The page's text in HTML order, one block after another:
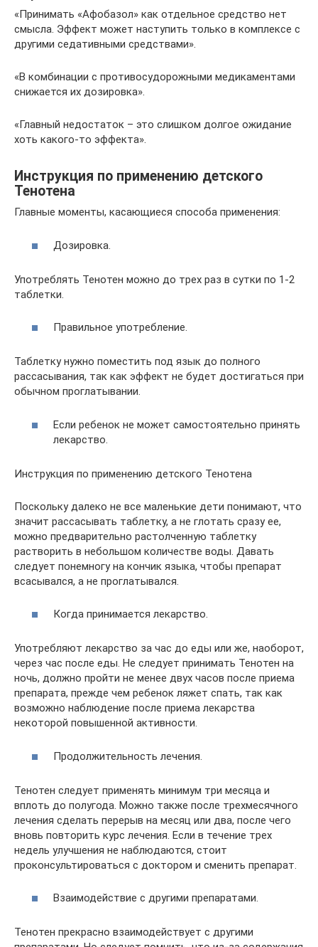
«Принимать «Афобазол» как отдельное средство нет
смысла. Эффект может наступить только в комплексе с
другими седативными средствами».
«В комбинации с противосудорожными медикаментами
снижается их дозировка».
«Главный недостаток – это слишком долгое ожидание
хоть какого-то эффекта».
Инструкция по применению детского
Тенотена
Главные моменты, касающиеся способа применения:
Дозировка.
Употреблять Тенотен можно до трех раз в сутки по 1-2
таблетки.
Правильное употребление.
Таблетку нужно поместить под язык до полного
рассасывания, так как эффект не будет достигаться при
обычном проглатывании.
Если ребенок не может самостоятельно принять
лекарство.
Инструкция по применению детского Тенотена
Поскольку далеко не все маленькие дети понимают, что
значит рассасывать таблетку, а не глотать сразу ее,
можно предварительно растолченную таблетку
растворить в небольшом количестве воды. Давать
следует понемногу на кончик языка, чтобы препарат
всасывался, а не проглатывался.
Когда принимается лекарство.
Употребляют лекарство за час до еды или же, наоборот,
через час после еды. Не следует принимать Тенотен на
ночь, должно пройти не менее двух часов после приема
препарата, прежде чем ребенок ляжет спать, так как
возможно наблюдение после приема лекарства
некоторой повышенной активности.
Продолжительность лечения.
Тенотен следует применять минимум три месяца и
вплоть до полугода. Можно также после трехмесячного
лечения сделать перерыв на месяц или два, после чего
вновь повторить курс лечения. Если в течение трех
недель улучшения не наблюдаются, стоит
проконсультироваться с доктором и сменить препарат.
Взаимодействие с другими препаратами.
Тенотен прекрасно взаимодействует с другими